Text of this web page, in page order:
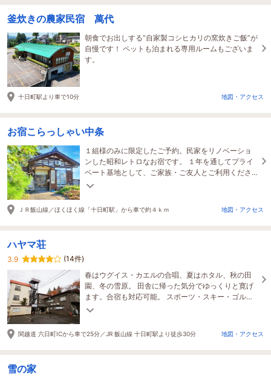
釜炊きの農家民宿 萬代
朝食でお出しする“自家製コシヒカリの窯炊きご飯”が
自慢です！ ペットも泊まれる専用ルームもございま
す。
十日町駅より車で10分 地図・アクセス
お宿こらっしゃい中条
１組様のみに限定したご予約。民家をリノベーショ
ンした昭和レトロなお宿です。 １年を通してプライ
ベート基地として、ご家族・ご友人とご利用くださ
い。
ＪＲ飯山線／ほくほく線「十日町駅」から車で約４ｋｍ 地図・アクセス
ハヤマ荘
3.9
(14件)
春はウグイス・カエルの合唱、夏はホタル、秋の田
園、冬の雪原。 田舎に帰った気分でゆっくりと寛げ
ます。合宿も対応可能。 スポーツ・スキー・ゴルフ
場が近くにあり、大浴場付でくつろげる宿です。
関越道 六日町ICから車で25分／JR 飯山線 十日町駅より徒歩30分 地図・アクセス
雪の家